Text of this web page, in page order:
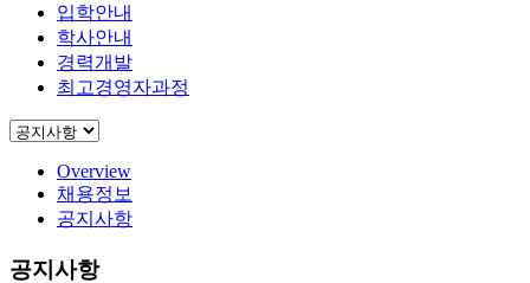
입학안내
학사안내
경력개발
최고경영자과정
Overview
채용정보
공지사항
공지사항